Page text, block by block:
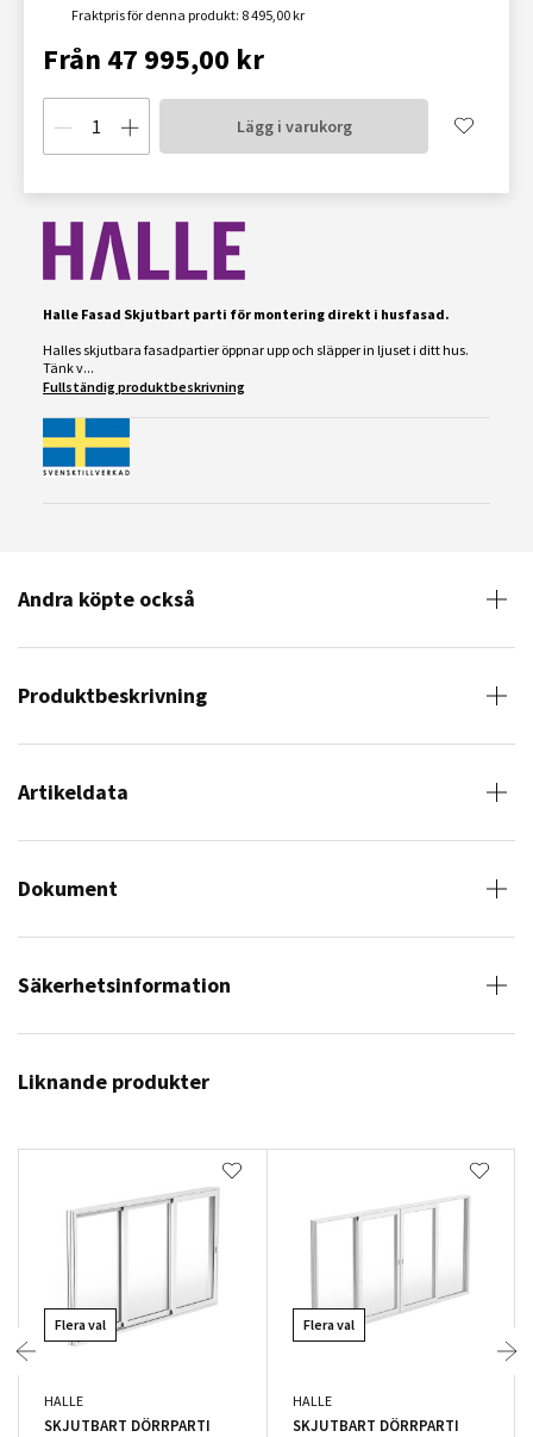
Fraktpris för denna produkt: 8 495,00 kr
Från 47 995,00 kr
Lägg i varukorg
Halle Fasad Skjutbart parti för montering direkt i husfasad.
Halles skjutbara fasadpartier öppnar upp och släpper in ljuset i ditt hus.
Tänk v...
Fullständig produktbeskrivning
Andra köpte också
Produktbeskrivning
Artikeldata
Dokument
Säkerhetsinformation
Liknande produkter
Flera val
HALLE
SKJUTBART DÖRRPARTI
Flera val
HALLE
SKJUTBART DÖRRPARTI